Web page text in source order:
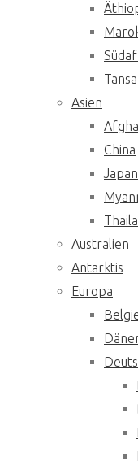
Asien
China
Japan
Australien
Antarktis
Europa